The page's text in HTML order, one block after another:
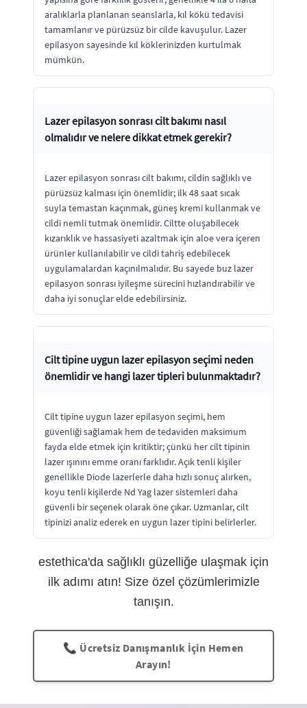
aralıklarla planlanan seanslarla, kıl kökü tedavisi
tamamlanır ve pürüzsüz bir cilde kavuşulur. Lazer
epilasyon sayesinde kıl köklerinizden kurtulmak
mümkün.
Lazer epilasyon sonrası cilt bakımı nasıl
olmalıdır ve nelere dikkat etmek gerekir?
Lazer epilasyon sonrası cilt bakımı, cildin sağlıklı ve
pürüzsüz kalması için önemlidir; ilk 48 saat sıcak
suyla temastan kaçınmak, güneş kremi kullanmak ve
cildi nemli tutmak önemlidir. Ciltte oluşabilecek
kızarıklık ve hassasiyeti azaltmak için aloe vera içeren
ürünler kullanılabilir ve cildi tahriş edebilecek
uygulamalardan kaçınılmalıdır. Bu sayede buz lazer
epilasyon sonrası iyileşme sürecini hızlandırabilir ve
daha iyi sonuçlar elde edebilirsiniz.
Cilt tipine uygun lazer epilasyon seçimi neden
önemlidir ve hangi lazer tipleri bulunmaktadır?
Cilt tipine uygun lazer epilasyon seçimi, hem
güvenliği sağlamak hem de tedaviden maksimum
fayda elde etmek için kritiktir; çünkü her cilt tipinin
lazer ışınını emme oranı farklıdır. Açık tenli kişiler
genellikle Diode lazerlerle daha hızlı sonuç alırken,
koyu tenli kişilerde Nd Yag lazer sistemleri daha
güvenli bir seçenek olarak öne çıkar. Uzmanlar, cilt
tipinizi analiz ederek en uygun lazer tipini belirlerler.
estethica'da sağlıklı güzelliğe ulaşmak için
ilk adımı atın! Size özel çözümlerimizle
tanışın.
📞 Ücretsiz Danışmanlık İçin Hemen
Arayın!